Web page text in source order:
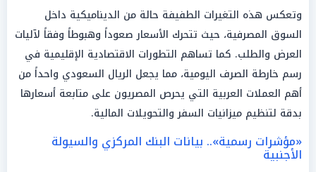
وتعكس هذه التغيرات الطفيفة حالة من الديناميكية داخل
السوق المصرفية، حيث تتحرك الأسعار صعوداً وهبوطاً وفقاً لآليات
العرض والطلب. كما تساهم التطورات الاقتصادية الإقليمية في
رسم خارطة الصرف اليومية، مما يجعل الريال السعودي واحداً من
أهم العملات العربية التي يحرص المصريون على متابعة أسعارها
بدقة لتنظيم ميزانيات السفر والتحويلات المالية.
«مؤشرات رسمية».. بيانات البنك المركزي والسيولة
الأجنبية